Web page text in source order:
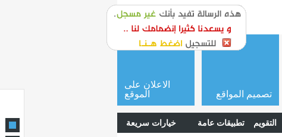
or login
التقويم تطبيقات عامة خيارات سريعة
تصميم المواقع
الاعلان على
الموقع